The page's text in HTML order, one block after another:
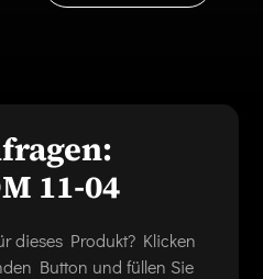
11-04
dieses Produkt? Klicken
Button und füllen Sie